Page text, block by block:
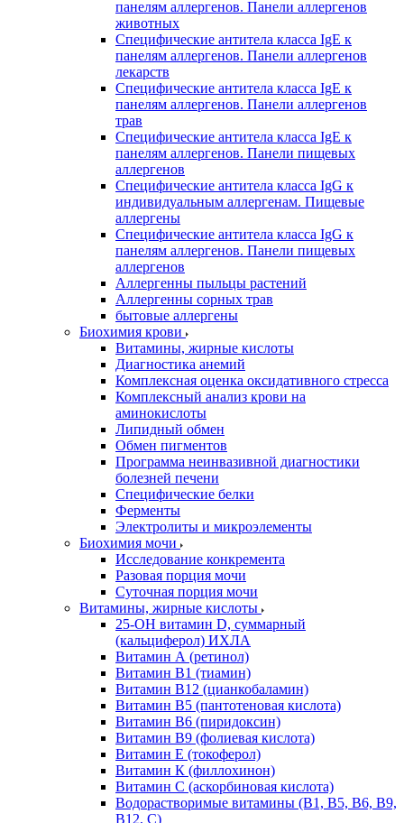
панелям аллергенов. Панели аллергенов
животных
Специфические антитела класса IgE к
панелям аллергенов. Панели аллергенов
лекарств
Специфические антитела класса IgE к
панелям аллергенов. Панели аллергенов
трав
Специфические антитела класса IgE к
панелям аллергенов. Панели пищевых
аллергенов
Специфические антитела класса IgG к
индивидуальным аллергенам. Пищевые
аллергены
Специфические антитела класса IgG к
панелям аллергенов. Панели пищевых
аллергенов
Аллергенны пыльцы растений
Аллергенны сорных трав
бытовые аллергены
Биохимия крови
Витамины, жирные кислоты
Диагностика анемий
Комплексная оценка оксидативного стресса
Комплексный анализ крови на
аминокислоты
Липидный обмен
Обмен пигментов
Программа неинвазивной диагностики
болезней печени
Специфические белки
Ферменты
Электролиты и микроэлементы
Биохимия мочи
Исследование конкремента
Разовая порция мочи
Суточная порция мочи
Витамины, жирные кислоты
25-OH витамин D, суммарный
(кальциферол) ИХЛА
Витамин А (ретинол)
Витамин В1 (тиамин)
Витамин В12 (цианкобаламин)
Витамин В5 (пантотеновая кислота)
Витамин В6 (пиридоксин)
Витамин В9 (фолиевая кислота)
Витамин Е (токоферол)
Витамин К (филлохинон)
Витамин С (аскорбиновая кислота)
Водорастворимые витамины (B1, B5, B6, В9,
В12, С)